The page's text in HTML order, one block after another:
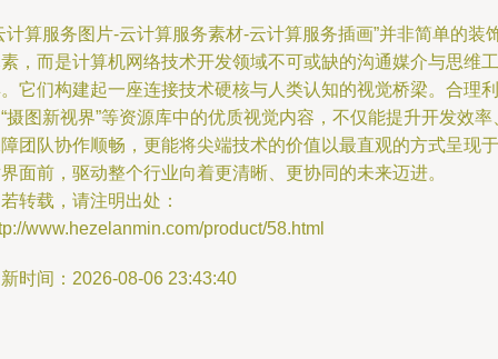
计算服务图片-云计算服务素材-云计算服务插画”并非简单的装
，而是计算机网络技术开发领域不可或缺的沟通媒介与思维工
它们构建起一座连接技术硬核与人类认知的视觉桥梁。合理利
摄图新视界”等资源库中的优质视觉内容，不仅能提升开发效率
团队协作顺畅，更能将尖端技术的价值以最直观的方式呈现于
面前，驱动整个行业向着更清晰、更协同的未来迈进。
转载，请注明出处：
www.hezelanmin.com/product/58.html
时间：2026-08-06 23:43:40